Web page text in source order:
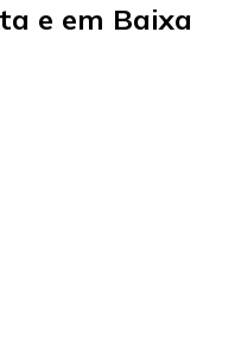
e em Baixa